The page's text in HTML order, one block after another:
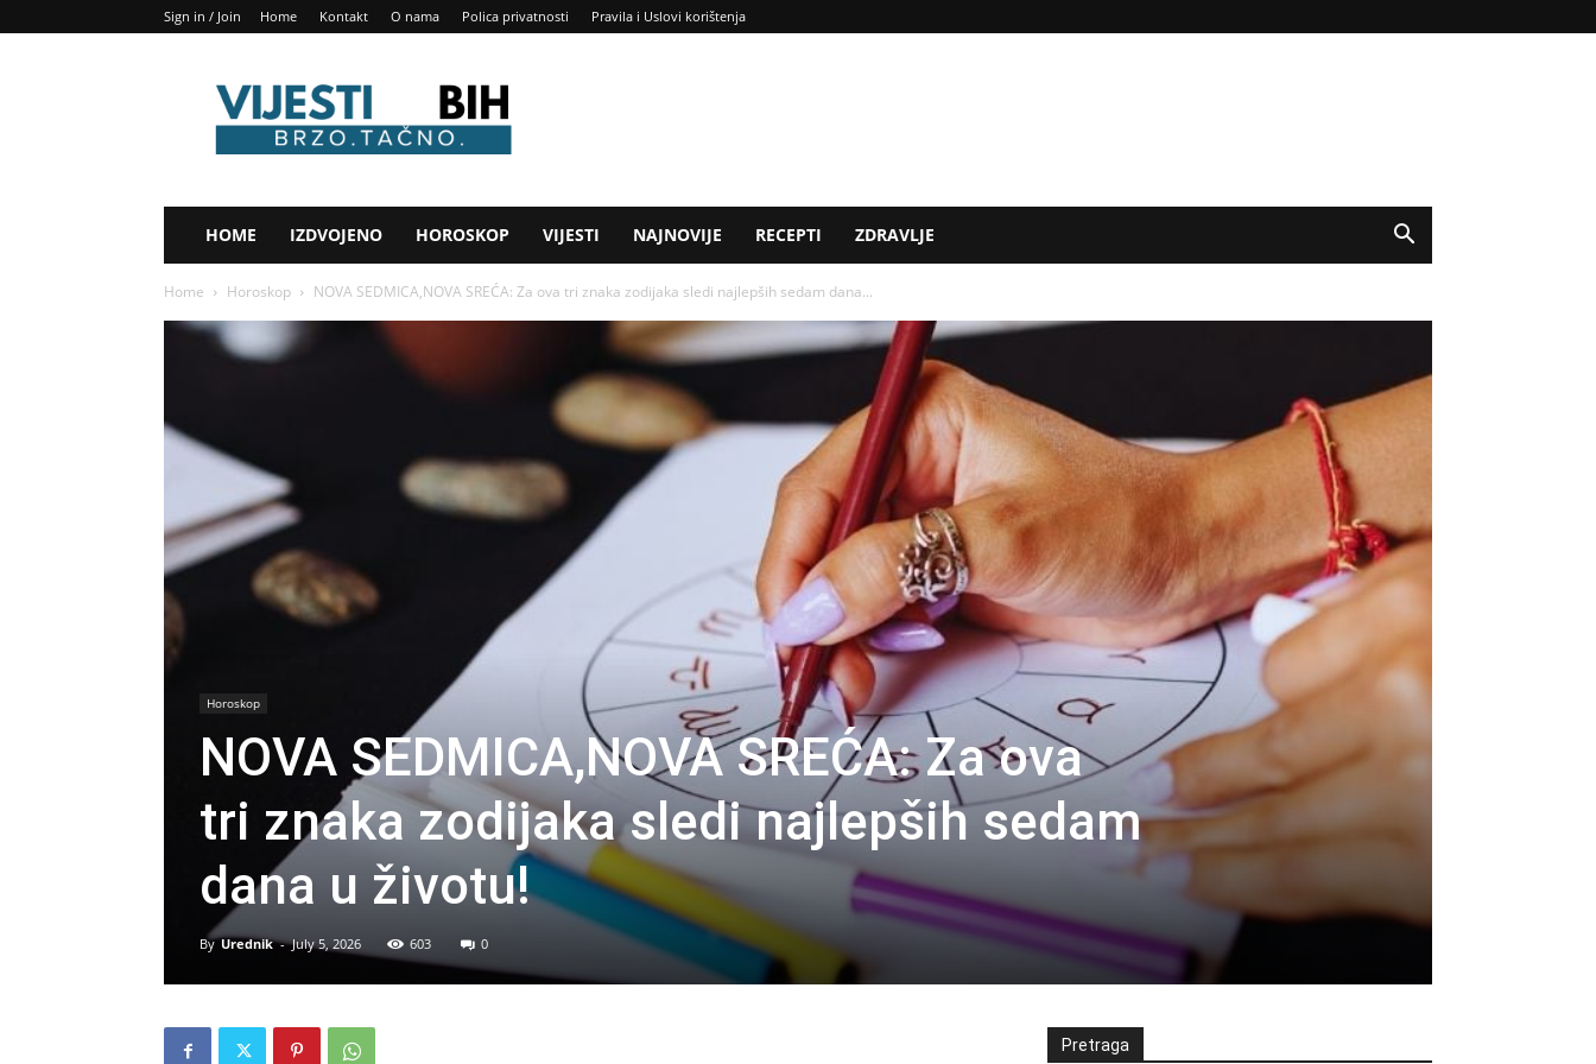
Sign in / Join Home Kontakt O nama Polica privatnosti Pravila i Uslovi korištenja
BIH
HOME IZDVOJENO HOROSKOP VIJESTI NAJNOVIJE RECEPTI ZDRAVLJE
Home Horoskop NOVA SEDMICA,NOVA SREĆA: Za ova tri znaka zodijaka sledi najlepših sedam dana...
Horoskop
NOVA SEDMICA,NOVA SREĆA: Za ova
tri znaka zodijaka sledi najlepših sedam
dana u životu!
By Urednik - July 5, 2026 603 0
Pretraga